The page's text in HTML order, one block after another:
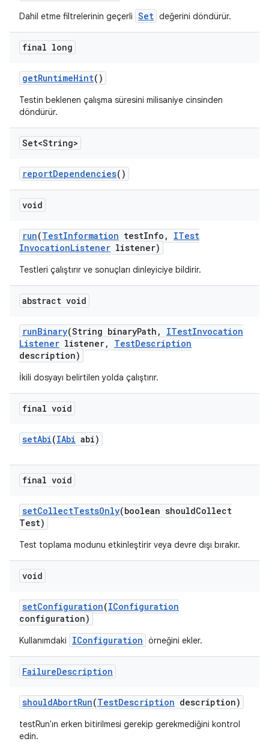
Dahil etme filtrelerinin geçerli Set değerini döndürür.
final long
getRuntimeHint()
Testin beklenen çalışma süresini milisaniye cinsinden
döndürür.
Set<String>
reportDependencies()
void
run(TestInformation testInfo ,
ITest
InvocationListener listener)
Testleri çalıştırır ve sonuçları dinleyiciye bildirir.
abstract void
runBinary(String binaryPath , ITestInvocation
Listener listener, TestDescription
description)
İkili dosyayı belirtilen yolda çalıştırır.
final void
setAbi(IAbi abi)
final void
setCollectTestsOnly(boolean shouldCollect
Test)
Test toplama modunu etkinleştirir veya devre dışı bırakır.
void
setConfiguration(IConfiguration
configuration)
Kullanımdaki IConfiguration örneğini ekler.
FailureDescription
shouldAbortRun(TestDescription description)
testRun'ın erken bitirilmesi gerekip gerekmediğini kontrol
edin.